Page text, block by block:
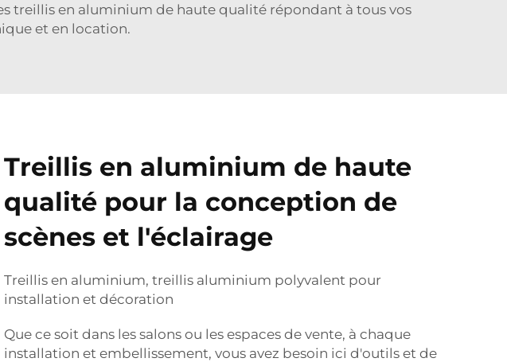
treillis en aluminium de haute qualité répondant à tous vos
et en location.
Treillis en aluminium de haute
qualité pour la conception de
scènes et l'éclairage
Treillis en aluminium, treillis aluminium polyvalent pour
installation et décoration
Que ce soit dans les salons ou les espaces de vente, à chaque
installation et embellissement, vous avez besoin ici d'outils et de